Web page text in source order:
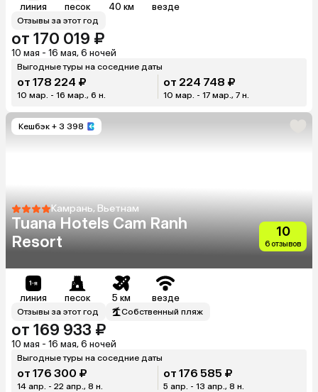
линия песок 40 км везде
Отзывы за этот год
от 170 019 ₽
10 мая - 16 мая, 6 ночей
Выгодные туры на соседние даты
от 178 224 ₽
10 мар. - 16 мар., 6 н.
от 224 748 ₽
10 мар. - 17 мар., 7 н.
Кешбэк + 3 398
Камрань, Вьетнам
Tuana Hotels Cam Ranh
Resort
10
6 отзывов
линия песок 5 км везде
Отзывы за этот год Собственный пляж
от 169 933 ₽
10 мая - 16 мая, 6 ночей
Выгодные туры на соседние даты
от 176 300 ₽
14 апр. - 22 апр., 8 н.
от 176 585 ₽
5 апр. - 13 апр., 8 н.